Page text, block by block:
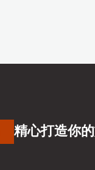
精心打造你